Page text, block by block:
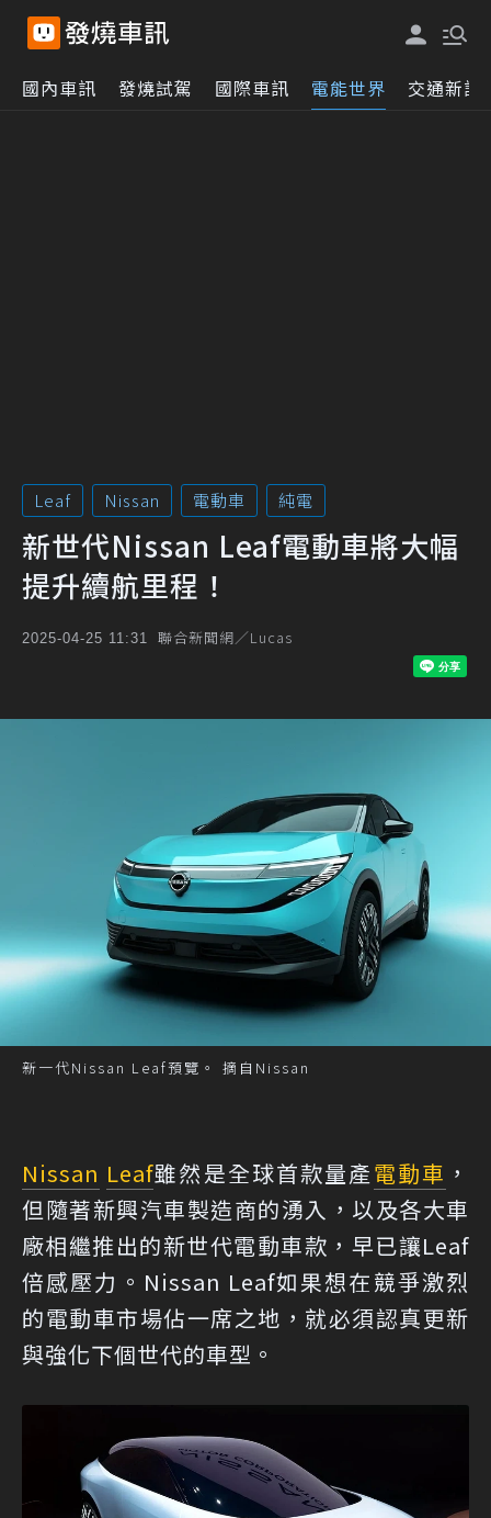
國內車訊 發燒試駕 國際車訊 電能世界 交通新訊
Leaf Nissan 電動車 純電
新世代Nissan Leaf電動車將大幅
提升續航里程！
2025-04-25 11:31 聯合新聞網／Lucas
新一代Nissan Leaf預覽。 摘自Nissan
Nissan Leaf雖然是全球首款量產電動車 ，
但隨著新興汽車製造商的湧入，以及各大車
廠相繼推出的新世代電動車款，早已讓Leaf
倍感壓力。Nissan Leaf如果想在競爭激烈
的電動車市場佔一席之地，就必須認真更新
與強化下個世代的車型。